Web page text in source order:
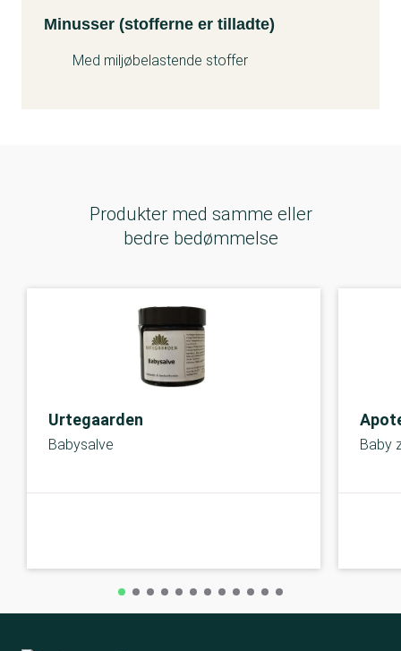
Minusser (stofferne er tilladte)
Med miljøbelastende stoffer
Produkter med samme eller
bedre bedømmelse
Urtegaarden
Babysalve Baby